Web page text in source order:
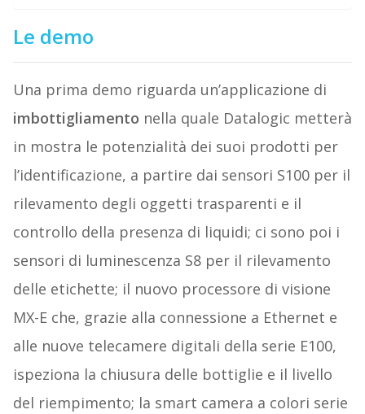
Le demo
Una prima demo riguarda un’applicazione di
imbottigliamento nella quale Datalogic metterà
in mostra le potenzialità dei suoi prodotti per
l’identificazione, a partire dai sensori S100 per il
rilevamento degli oggetti trasparenti e il
controllo della presenza di liquidi; ci sono poi i
sensori di luminescenza S8 per il rilevamento
delle etichette; il nuovo processore di visione
MX-E che, grazie alla connessione a Ethernet e
alle nuove telecamere digitali della serie E100,
ispeziona la chiusura delle bottiglie e il livello
del riempimento; la smart camera a colori serie